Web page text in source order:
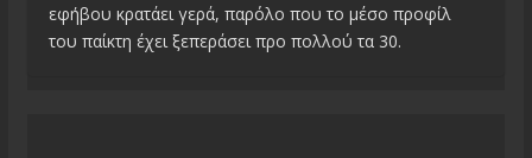
εφήβου κρατάει γερά, παρόλο που το μέσο προφίλ
του παίκτη έχει ξεπεράσει προ πολλού τα 30.